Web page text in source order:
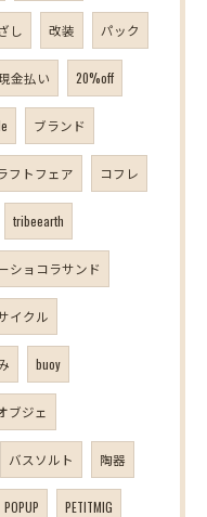
し 改装 パック
金払い 20%off
ブランド
フトフェア コフレ
tribeearth
ショコラサンド
イクル
buoy
ブジェ
バスソルト 陶器
POPUP PETITMIG